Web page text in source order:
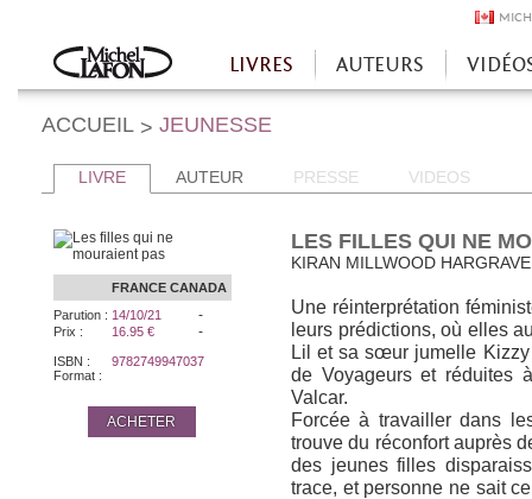
Accueil
LIVRES AUTEURS
ACCUEIL > JEUNESSE
LIVRE AUTEUR PRESSE VIDEOS
FRANCE CANADA
Parution : 14/10/21 -
Prix : 16.95 € -
ISBN :
9782749947037
Format :
ACHETER
LES FILLES QUI NE
KIRAN MILLWOOD HARGRAVE
Une réinterprétation
leurs prédictions, où elles
Lil et sa sœur jumelle
de Voyageurs et réduites
Valcar.
Forcée à travailler dans
trouve du réconfort auprès
des jeunes filles
trace, et personne ne sait